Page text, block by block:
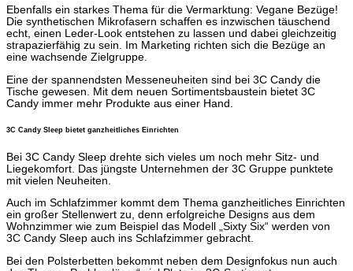
Ebenfalls ein starkes Thema für die Vermarktung: Vegane Bezüge!
Die synthetischen Mikrofasern schaffen es inzwischen täuschend
echt, einen Leder-Look entstehen zu lassen und dabei gleichzeitig
strapazierfähig zu sein. Im Marketing richten sich die Bezüge an
eine wachsende Zielgruppe.
Eine der spannendsten Messeneuheiten sind bei 3C Candy die
Tische gewesen. Mit dem neuen Sortimentsbaustein bietet 3C
Candy immer mehr Produkte aus einer Hand.
3C Candy Sleep bietet ganzheitliches Einrichten
Bei 3C Candy Sleep drehte sich vieles um noch mehr Sitz- und
Liegekomfort. Das jüngste Unternehmen der 3C Gruppe punktete
mit vielen Neuheiten.
Auch im Schlafzimmer kommt dem Thema ganzheitliches Einrichten
ein großer Stellenwert zu, denn erfolgreiche Designs aus dem
Wohnzimmer wie zum Beispiel das Modell „Sixty Six“ werden von
3C Candy Sleep auch ins Schlafzimmer gebracht.
Bei den Polsterbetten bekommt neben dem Designfokus nun auch